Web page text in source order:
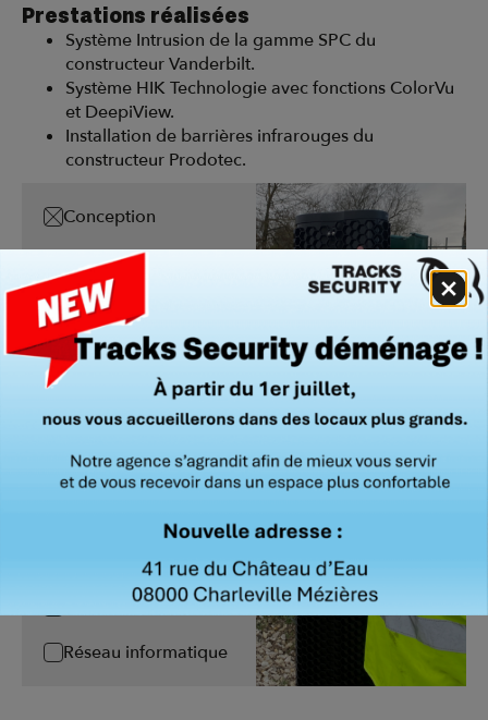
Prestations réalisées
Système Intrusion de la gamme SPC du
constructeur Vanderbilt.
Système HIK Technologie avec fonctions ColorVu
et DeepiView.
Installation de barrières infrarouges du
constructeur Prodotec.
Conception
Installation
Maintenance
Détection Intrusion
Vidéoprotection
Détection incendie
automatique
Télésurveillance
Réseau informatique